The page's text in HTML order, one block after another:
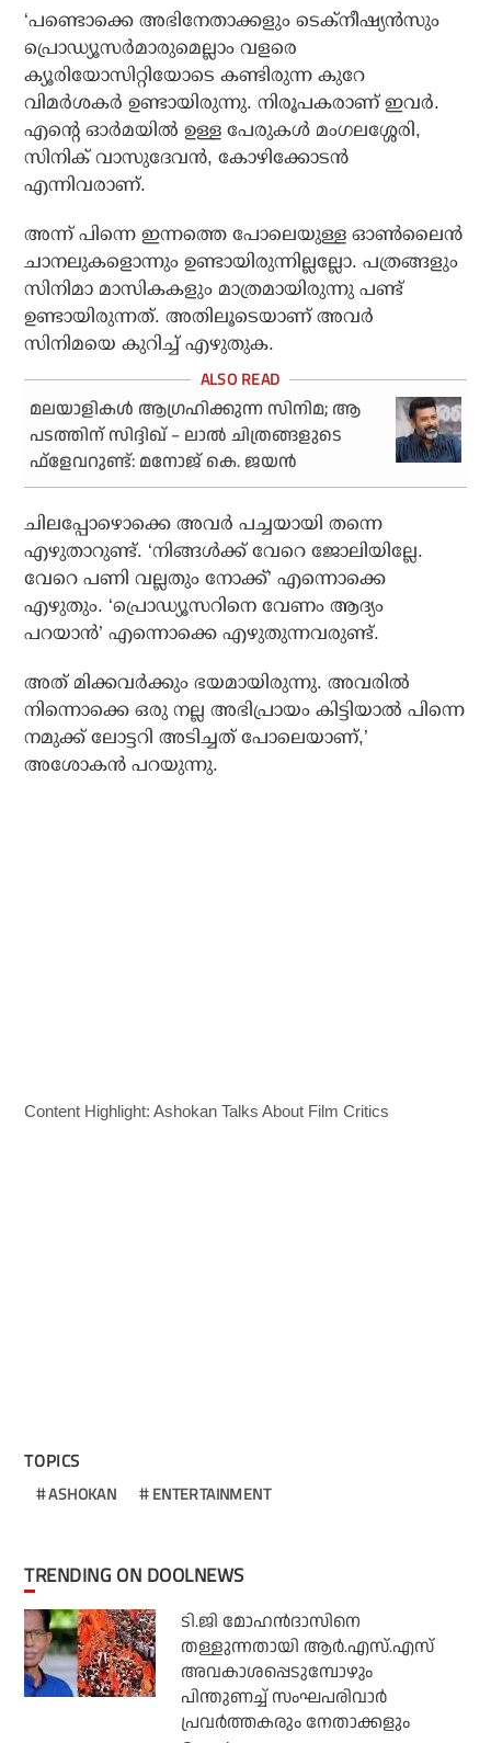
‘പണ്ടൊക്കെ അഭിനേതാക്കളും ടെക്‌നീഷ്യന്‍സും
പ്രൊഡ്യൂസര്‍മാരുമെല്ലാം വളരെ
ക്യൂരിയോസിറ്റിയോടെ കണ്ടിരുന്ന കുറേ
വിമര്‍ശകര്‍ ഉണ്ടായിരുന്നു. നിരൂപകരാണ് ഇവര്‍.
എന്റെ ഓര്‍മയില്‍ ഉള്ള പേരുകള്‍ മംഗലശ്ശേരി,
സിനിക് വാസുദേവന്‍, കോഴിക്കോടന്‍
എന്നിവരാണ്.
അന്ന് പിന്നെ ഇന്നത്തെ പോലെയുള്ള ഓണ്‍ലൈന്‍
ചാനലുകളൊന്നും ഉണ്ടായിരുന്നില്ലല്ലോ. പത്രങ്ങളും
സിനിമാ മാസികകളും മാത്രമായിരുന്നു പണ്ട്
ഉണ്ടായിരുന്നത്. അതിലൂടെയാണ് അവര്‍
സിനിമയെ കുറിച്ച് എഴുതുക.
മലയാളികള്‍ ആഗ്രഹിക്കുന്ന സിനിമ; ആ
പടത്തിന് സിദ്ദിഖ് – ലാല്‍ ചിത്രങ്ങളുടെ
ഫ്‌ളേവറുണ്ട്: മനോജ് കെ. ജയന്‍
ചിലപ്പോഴൊക്കെ അവര്‍ പച്ചയായി തന്നെ
എഴുതാറുണ്ട്. ‘നിങ്ങള്‍ക്ക് വേറെ ജോലിയില്ലേ.
വേറെ പണി വല്ലതും നോക്ക്’ എന്നൊക്കെ
എഴുതും. ‘പ്രൊഡ്യൂസറിനെ വേണം ആദ്യം
പറയാന്‍’ എന്നൊക്കെ എഴുതുന്നവരുണ്ട്.
അത് മിക്കവര്‍ക്കും ഭയമായിരുന്നു. അവരില്‍
നിന്നൊക്കെ ഒരു നല്ല അഭിപ്രായം കിട്ടിയാല്‍ പിന്നെ
നമുക്ക് ലോട്ടറി അടിച്ചത് പോലെയാണ്,’
അശോകന്‍ പറയുന്നു.
Content Highlight: Ashokan Talks About Film Critics
TOPICS
ASHOKAN ENTERTAINMENT
TRENDING ON DOOLNEWS
ടി.ജി മോഹന്‍ദാസിനെ
തള്ളുന്നതായി ആര്‍.എസ്.എസ്
അവകാശപ്പെടുമ്പോഴും
പിന്തുണച്ച് സംഘപരിവാര്‍
പ്രവര്‍ത്തകരും നേതാക്കളും